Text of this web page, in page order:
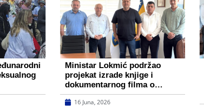
Ministar Lokmić podržao
projekat izrade knjige i
dokumentarnog filma o…
16 Juna, 2026